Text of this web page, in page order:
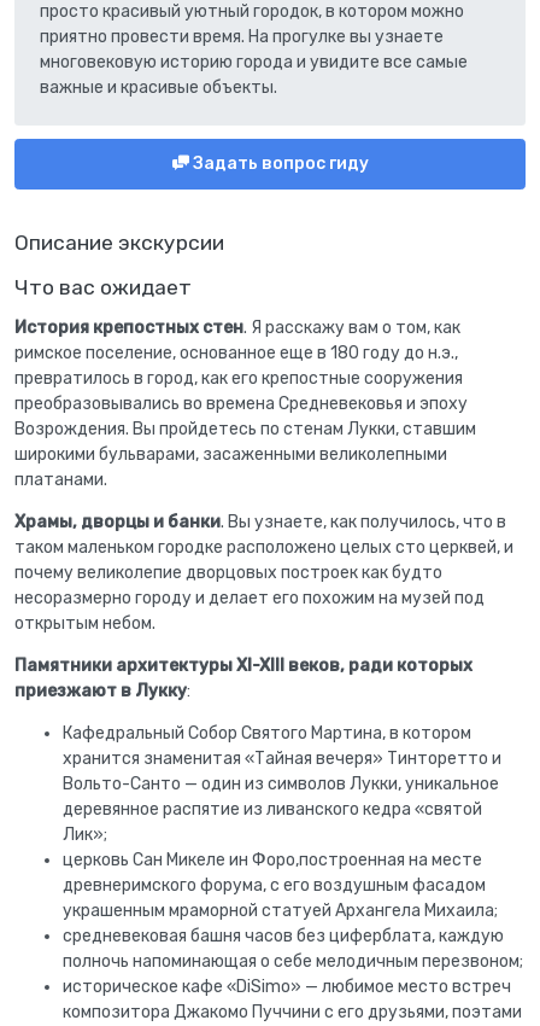
Описание экскурсии
Что вас ожидает
История крепостных стен. Я расскажу вам о том, как
римское поселение, основанное еще в 180 году до н.э.,
превратилось в город, как его крепостные сооружения
преобразовывались во времена Средневековья и эпоху
Возрождения. Вы пройдетесь по стенам Лукки, ставшим
широкими бульварами, засаженными великолепными
платанами.
Храмы, дворцы и банки. Вы узнаете, как получилось, что в
таком маленьком городке расположено целых сто церквей, и
почему великолепие дворцовых построек как будто
несоразмерно городу и делает его похожим на музей под
открытым небом.
Памятники архитектуры XI-XIII веков, ради которых
приезжают в Лукку:
Кафедральный Собор Святого Мартина, в котором
хранится знаменитая «Тайная вечеря» Тинторетто и
Вольто-Санто — один из символов Лукки, уникальное
деревянное распятие из ливанского кедра «святой
Лик»;
церковь Сан Микеле ин Форо,построенная на месте
древнеримского форума, с его воздушным фасадом
украшенным мраморной статуей Архангела Михаила;
средневековая башня часов без циферблата, каждую
полночь напоминающая о себе мелодичным перезвоном;
историческое кафе «DiSimo» — любимое место встреч
композитора Джакомо Пуччини с его друзьями, поэтами
просто красивый уютный городок, в котором можно
приятно провести время. На прогулке вы узнаете
многовековую историю города и увидите все самые
важные и красивые объекты.
Задать вопрос гиду